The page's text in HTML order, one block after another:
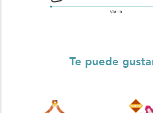
Te puede